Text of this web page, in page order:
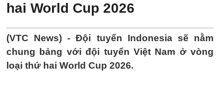
hai World Cup 2026
(VTC News) -Đội tuyển Indonesia sẽ nằm
chung bảng với đội tuyển Việt Nam ở vòng
loại thứ hai World Cup 2026.